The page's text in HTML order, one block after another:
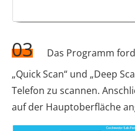
03
Das Programm
„Quick Scan“ und „Deep
Telefon zu scannen.
auf der Hauptoberfläche